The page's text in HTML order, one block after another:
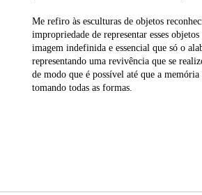
Me refiro às esculturas de objetos
impropriedade de representar esses
imagem indefinida e essencial que só o
representando uma revivência que se
de modo que é possível até que a
tomando todas as formas.